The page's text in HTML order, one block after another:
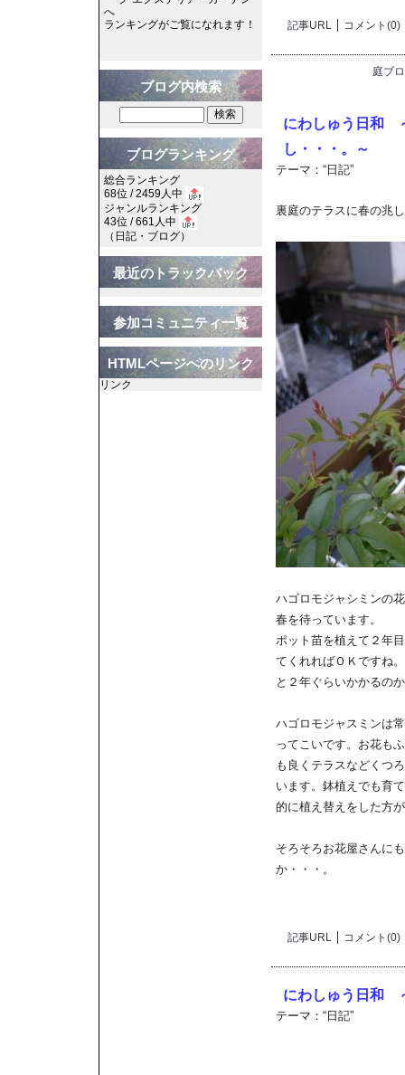
記事URL コメント(0)
庭ブ
にわしゅう日和
し・・・。～
テーマ： “日記”
裏庭のテラスに春の兆
ハゴロモジャシミンの
春を待っています。
ポット苗を植えて２年
てくれればＯＫですね
と２年ぐらいかかるの
ハゴロモジャスミンは
ってこいです。お花も
も良くテラスなどくつ
います。鉢植えでも育
的に植え替えをした方
そろそろお花屋さんに
か・・・。
記事URL コメント(0)
にわしゅう日和
テーマ： “日記”
ランキングがご覧になれます！
ブログ内検索
ブログランキング
総合ランキング
68位 / 2459人中
ジャンルランキング
43位 / 661人中
（ 日記・ブログ）
最近のトラックバック
参加コミュニティ一覧
HTMLページへのリンク
リンク